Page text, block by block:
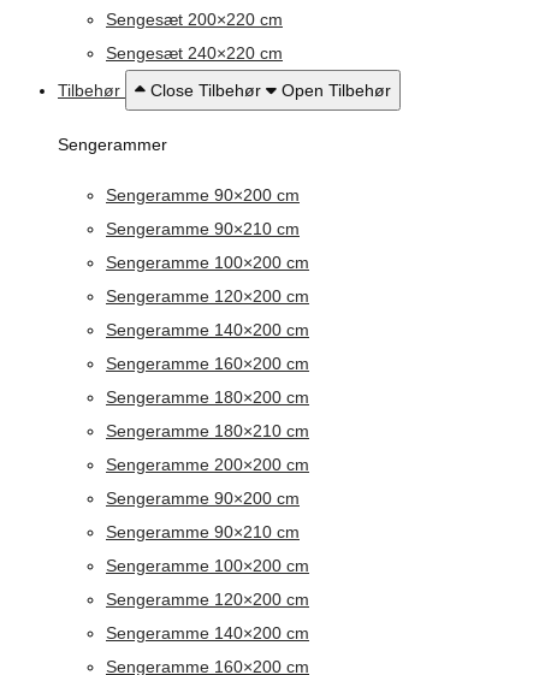
Sengesæt 200×220 cm
Sengesæt 240×220 cm
Tilbehør
Close Tilbehør Open Tilbehør
Sengerammer
Sengeramme 90×200 cm
Sengeramme 90×210 cm
Sengeramme 100×200 cm
Sengeramme 120×200 cm
Sengeramme 140×200 cm
Sengeramme 160×200 cm
Sengeramme 180×200 cm
Sengeramme 180×210 cm
Sengeramme 200×200 cm
Sengeramme 90×200 cm
Sengeramme 90×210 cm
Sengeramme 100×200 cm
Sengeramme 120×200 cm
Sengeramme 140×200 cm
Sengeramme 160×200 cm